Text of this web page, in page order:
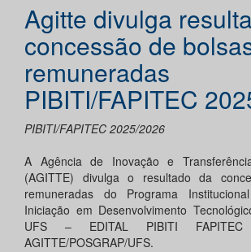
Agitte divulga
concessão de
remuneradas
PIBITI/FAPITEC
PIBITI/FAPITEC 2025/2026
A Agência de Inovação e
(AGITTE) divulga o resultado da
remuneradas do Programa
Iniciação em Desenvolvimento
UFS – EDITAL PIBITI FAPITEC
AGITTE/POSGRAP/UFS.